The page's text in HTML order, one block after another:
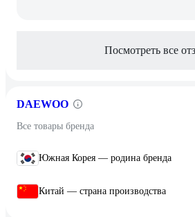
Посмотреть все
DAEWOO
Все товары бренда
Южная Корея — родина бренда
Китай — страна производства